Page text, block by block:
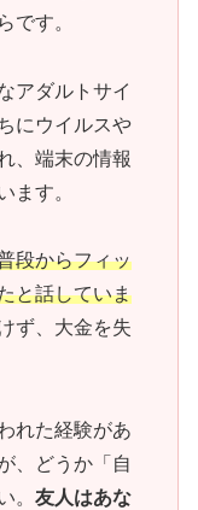
です。
アダルトサイ
にウイルスや
、端末の情報
ます。
段からフィッ
と話していま
ず、大金を失
れた経験があ
、どうか「自
。 友人はあな